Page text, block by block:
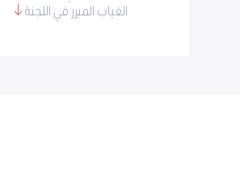
الغياب المبرر في اللجنة